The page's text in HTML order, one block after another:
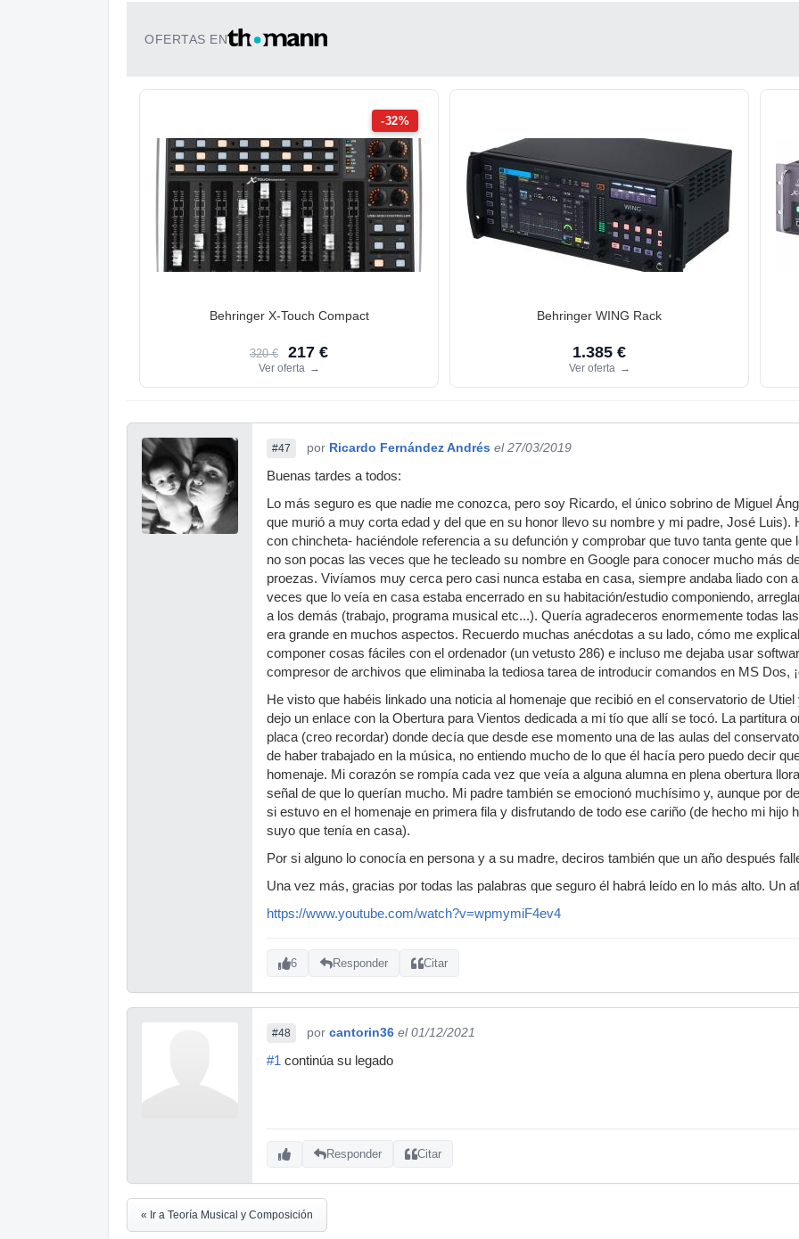
OFERTAS EN
-32%
Behringer X-Touch Compact
320 € 217 €
Ver oferta →
Behringer WING Rack
1.385 €
Ver oferta →
#47 por Ricardo Fernández Andrés el 27/03/2019
Buenas tardes a todos:
Lo más seguro es que nadie me conozca, pero soy Ricardo, el único sobrino de Miguel
que murió a muy corta edad y del que en su honor llevo su nombre y mi padre, José
con chincheta- haciéndole referencia a su defunción y comprobar que tuvo tanta gente
no son pocas las veces que he tecleado su nombre en Google para conocer mucho más
proezas. Vivíamos muy cerca pero casi nunca estaba en casa, siempre andaba liado con
veces que lo veía en casa estaba encerrado en su habitación/estudio componiendo,
a los demás (trabajo, programa musical etc...). Quería agradeceros enormemente todas
era grande en muchos aspectos. Recuerdo muchas anécdotas a su lado, cómo me
componer cosas fáciles con el ordenador (un vetusto 286) e incluso me dejaba usar
compresor de archivos que eliminaba la tediosa tarea de introducir comandos en MS Dos,
He visto que habéis linkado una noticia al homenaje que recibió en el conservatorio de
dejo un enlace con la Obertura para Vientos dedicada a mi tío que allí se tocó. La partitura
placa (creo recordar) donde decía que desde ese momento una de las aulas del
de haber trabajado en la música, no entiendo mucho de lo que él hacía pero puedo decir
homenaje. Mi corazón se rompía cada vez que veía a alguna alumna en plena obertura
señal de que lo querían mucho. Mi padre también se emocionó muchísimo y, aunque por
si estuvo en el homenaje en primera fila y disfrutando de todo ese cariño (de hecho mi hijo
suyo que tenía en casa).
Por si alguno lo conocía en persona y a su madre, deciros también que un año después
Una vez más, gracias por todas las palabras que seguro él habrá leído en lo más alto. Un
https://www.youtube.com/watch?v=wpmymiF4ev4
6 Responder Citar
#48 por cantorin36 el 01/12/2021
#1 continúa su legado
Responder Citar
« Ir a Teoría Musical y Composición